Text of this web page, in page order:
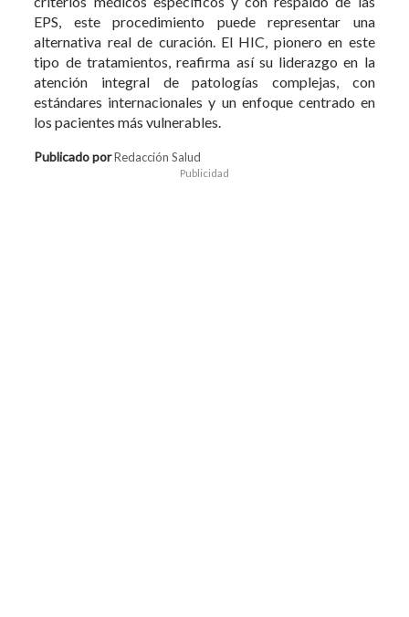
EPS, este procedimiento puede representar una
alternativa real de curación. El HIC, pionero en este
tipo de tratamientos, reafirma así su liderazgo en la
atención integral de patologías complejas, con
estándares internacionales y un enfoque centrado en
los pacientes más vulnerables.
Publicado porRedacción Salud
Publicidad